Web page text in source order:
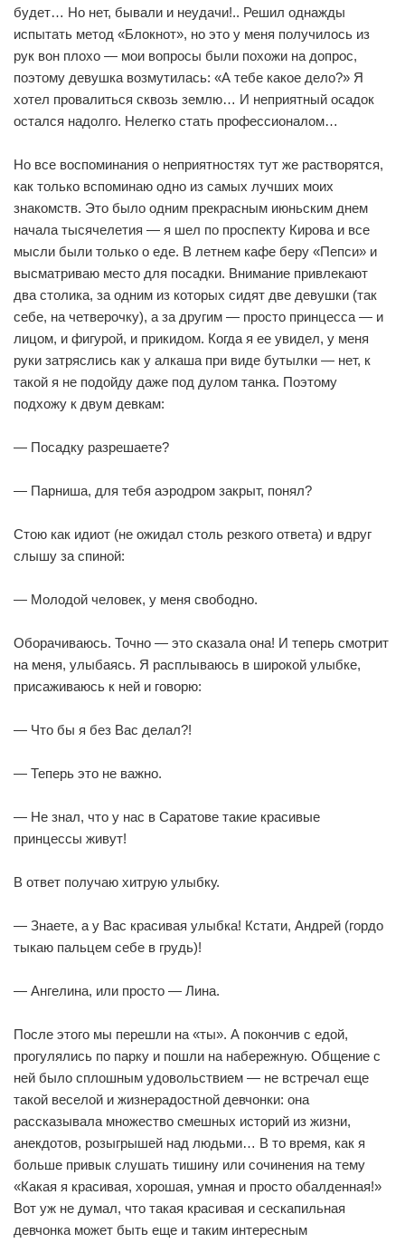
будет… Но нет, бывали и неудачи!.. Решил однажды
испытать метод «Блокнот», но это у меня получилось из
рук вон плохо — мои вопросы были похожи на допрос,
поэтому девушка возмутилась: «А тебе какое дело?» Я
хотел провалиться сквозь землю… И неприятный осадок
остался надолго. Нелегко стать профессионалом…
Но все воспоминания о неприятностях тут же растворятся,
как только вспоминаю одно из самых лучших моих
знакомств. Это было одним прекрасным июньским днем
начала тысячелетия — я шел по проспекту Кирова и все
мысли были только о еде. В летнем кафе беру «Пепси» и
высматриваю место для посадки. Внимание привлекают
два столика, за одним из которых сидят две девушки (так
себе, на четверочку), а за другим — просто принцесса — и
лицом, и фигурой, и прикидом. Когда я ее увидел, у меня
руки затряслись как у алкаша при виде бутылки — нет, к
такой я не подойду даже под дулом танка. Поэтому
подхожу к двум девкам:
— Посадку разрешаете?
— Парниша, для тебя аэродром закрыт, понял?
Стою как идиот (не ожидал столь резкого ответа) и вдруг
слышу за спиной:
— Молодой человек, у меня свободно.
Оборачиваюсь. Точно — это сказала она! И теперь смотрит
на меня, улыбаясь. Я расплываюсь в широкой улыбке,
присаживаюсь к ней и говорю:
— Что бы я без Вас делал?!
— Теперь это не важно.
— Не знал, что у нас в Саратове такие красивые
принцессы живут!
В ответ получаю хитрую улыбку.
— Знаете, а у Вас красивая улыбка! Кстати, Андрей (гордо
тыкаю пальцем себе в грудь)!
— Ангелина, или просто — Лина.
После этого мы перешли на «ты». А покончив с едой,
прогулялись по парку и пошли на набережную. Общение с
ней было сплошным удовольствием — не встречал еще
такой веселой и жизнерадостной девчонки: она
рассказывала множество смешных историй из жизни,
анекдотов, розыгрышей над людьми… В то время, как я
больше привык слушать тишину или сочинения на тему
«Какая я красивая, хорошая, умная и просто обалденная!»
Вот уж не думал, что такая красивая и сескапильная
девчонка может быть еще и таким интересным